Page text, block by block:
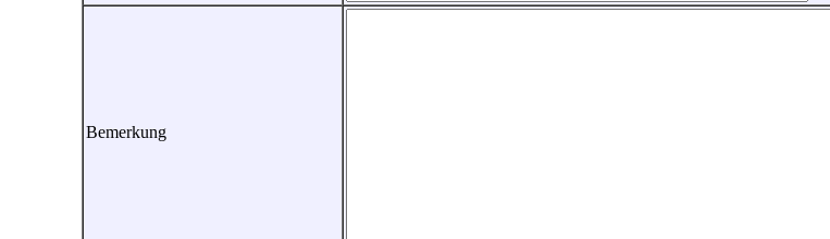
Bemerkung